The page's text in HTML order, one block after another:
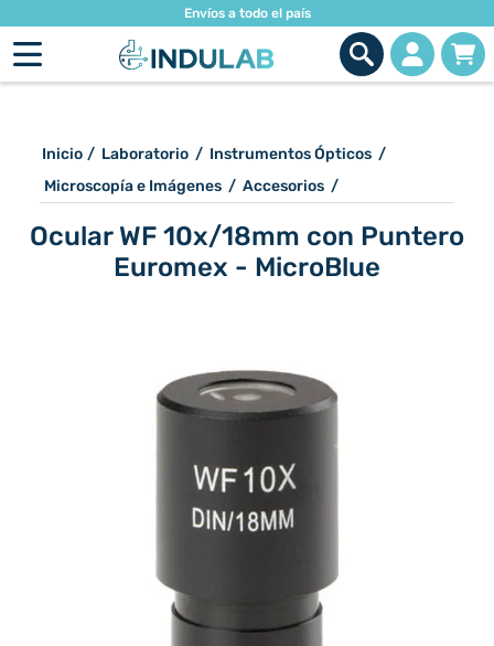
Envíos a todo el país
Inicio / Laboratorio / Instrumentos Ópticos /
Microscopía e Imágenes / Accesorios /
Ocular WF 10x/18mm con Puntero
Euromex - MicroBlue